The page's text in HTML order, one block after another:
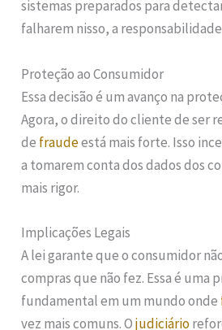
sistemas preparados para
falharem nisso, a
Proteção ao Consumidor
Essa decisão é um avanço na
Agora, o direito do cliente de ser
de fraudeestá mais forte. Isso
a tomarem conta dos dados dos
mais rigor.
Implicações Legais
A lei garante que o consumidor
compras que não fez. Essa é uma
fundamental em um mundo onde
vez mais comuns. Ojudiciário